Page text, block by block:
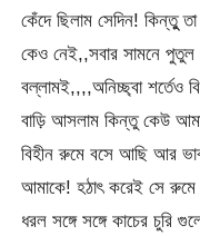
কেঁদে ছিলাম সেদিন! কিন্তুু
কেও নেই,,সবার সামনে
বল্লামই,,,,অনিচ্ছ্বা শর্তেও
বাড়ি আসলাম কিন্তু কেউ
বিহীন রুমে বসে আছি আর
আমাকে! হঠাৎ করেই সে রুমে
ধরল সঙ্গে সঙ্গে কাচের চুরি